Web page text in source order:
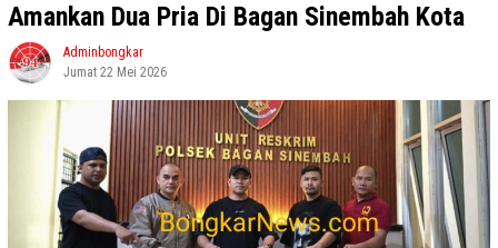
Amankan Dua Pria Di Bagan Sinembah Kota
Adminbongkar
Jumat 22 Mei 2026